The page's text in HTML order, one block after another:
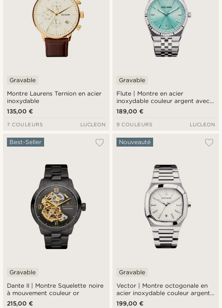
Montre Laurens Ternion en acier
inoxydable
Gravable
135,00 €
7 COULEURS LUCLEON
Flute | Montre en acier
inoxydable couleur argent avec
cadran soleillé bleu clair et
bracelet Jubilee
Gravable
189,00 €
9 COULEURS LUCLEON
Dante II | Montre Squelette noire
à mouvement couleur or
Best-Seller
Gravable
215,00 €
Vector | Montre octogonale en
acier inoxydable couleur argent
avec cadran blanc
Nouveauté
Gravable
199,00 €